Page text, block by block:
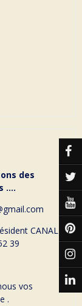
des
….
CANAL
39
vos
.